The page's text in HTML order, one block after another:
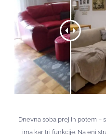
Dnevna soba prej in potem –
ima kar tri funkcije. Na eni